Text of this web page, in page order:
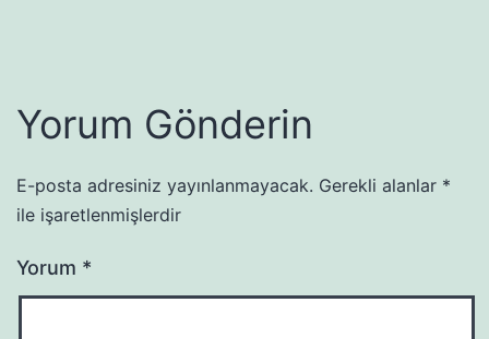
Yorum Gönderin
E-posta adresiniz yayınlanmayacak. Gerekli alanlar *
ile işaretlenmişlerdir
Yorum *